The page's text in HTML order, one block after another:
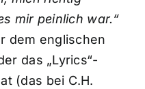
mir peinlich war.“
dem englischen
das „Lyrics“-
(das bei C.H.